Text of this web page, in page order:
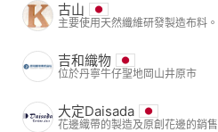
古山
主要使用天然纖維研發製造布料。
吉和織物
位於丹寧牛仔聖地岡山井原市
大定Daisada
花邊織帶的製造及原創花邊的銷售